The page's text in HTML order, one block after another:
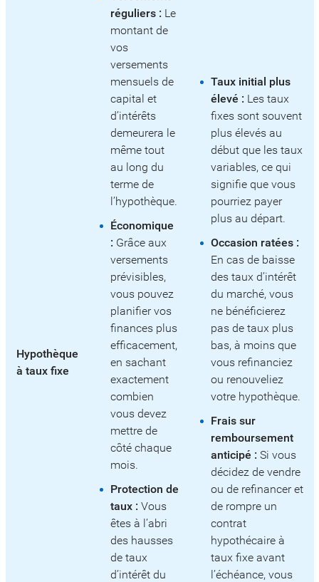
Hypothèque
à taux fixe
réguliers : Le
montant de
vos
versements
mensuels de
capital et
d’intérêts
demeurera le
même tout
au long du
terme de
l’hypothèque.
Économique
: Grâce aux
versements
prévisibles,
vous pouvez
planifier vos
finances plus
efficacement,
en sachant
exactement
combien
vous devez
mettre de
côté chaque
mois.
Protection de
taux : Vous
êtes à l’abri
des hausses
de taux
d’intérêt du
Taux initial plus
élevé : Les taux
fixes sont souvent
plus élevés au
début que les taux
variables, ce qui
signifie que vous
pourriez payer
plus au départ.
Occasion ratées :
En cas de baisse
des taux d’intérêt
du marché, vous
ne bénéficierez
pas de taux plus
bas, à moins que
vous refinanciez
ou renouveliez
votre hypothèque.
Frais sur
remboursement
anticipé : Si vous
décidez de vendre
ou de refinancer et
de rompre un
contrat
hypothécaire à
taux fixe avant
l’échéance, vous